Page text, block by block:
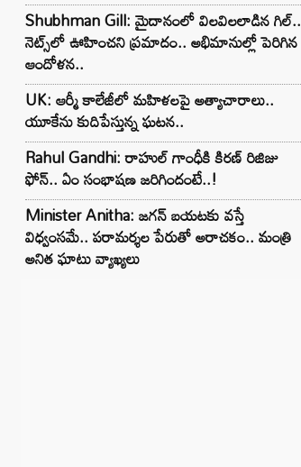
Shubhman Gill: మైదానంలో విలవిలలాడిన గిల్..
నెట్స్‌లో ఊహించని ప్రమాదం.. అభిమానుల్లో పెరిగిన
ఆందోళన..
UK: ఆర్మీ కాలేజీలో మహిళలపై అత్యాచారాలు..
యూకేను కుదిపేస్తున్న ఘటన..
Rahul Gandhi: రాహుల్ గాంధీకి కిరణ్ రిజిజు
ఫోన్.. ఏం సంభాషణ జరిగిందంటే..!
Minister Anitha: జగన్ బయటకు వస్తే
విధ్వంసమే.. పరామర్శల పేరుతో అరాచకం.. మంత్రి
అనిత ఘాటు వ్యాఖ్యలు